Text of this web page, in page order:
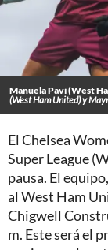
Manuela Paví (West
(West Ham United) y
El Chelsea
Super League
pausa. El
al West Ham
Chigwell
m. Este será el